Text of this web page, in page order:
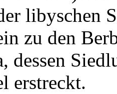
libyschen
zu den
dessen
erstreckt.